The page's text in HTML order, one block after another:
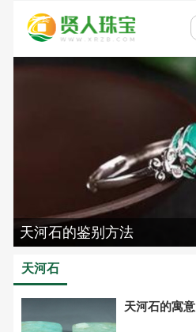
天河石的鉴别方法
天河石
天河石的寓意